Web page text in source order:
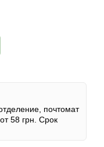
почтомат
от 58 грн. Срок